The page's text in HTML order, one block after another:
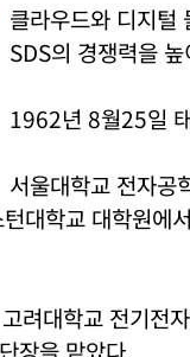
클라우드와 디지털
SDS의 경쟁력을
1962년 8월25일
서울대학교 전자공
대학교 대학원에
려대학교 전기전
장을 맡았다.